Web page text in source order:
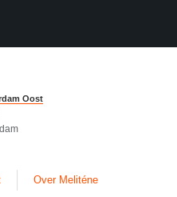
Oost
Over Meliténe